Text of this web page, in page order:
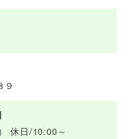
９
休日/10:00～